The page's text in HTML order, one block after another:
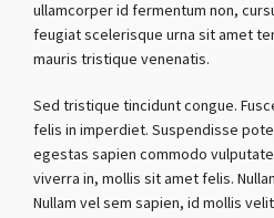
ullamcorper id fermentum non,
feugiat scelerisque urna sit amet
mauris tristique venenatis.
Sed tristique tincidunt congue.
felis in imperdiet. Suspendisse
egestas sapien commodo
viverra in, mollis sit amet felis.
Nullam vel sem sapien, id mollis